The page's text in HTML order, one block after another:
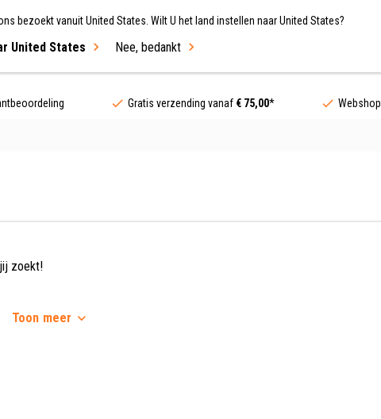
Nederland / EUR
Merken Sale
bezoekt vanuit United States. Wilt U het land instellen naar United States?
United States Nee, bedankt
Gratis verzending vanaf € 75,00* Webshop
zoekt!
Toon meer